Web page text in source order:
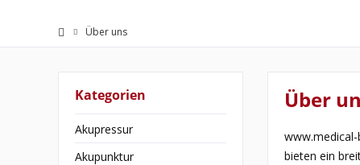
Über uns
Kategorien
Akupressur
Akupunktur
Über
bieten ein